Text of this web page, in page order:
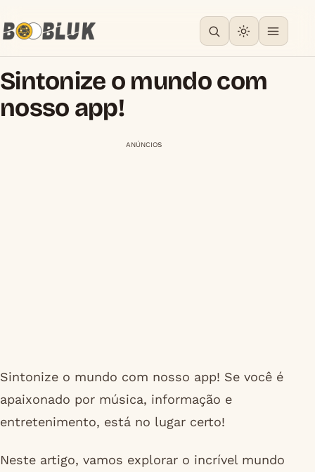
Sintonize o mundo com
nosso app!
ANÚNCIOS
Sintonize o mundo com nosso app! Se você é
apaixonado por música, informação e
entretenimento, está no lugar certo!
Neste artigo, vamos explorar o incrível mundo